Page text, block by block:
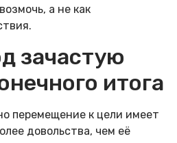
а не как
зачастую
итога
перемещение к цели имеет
довольства, чем её